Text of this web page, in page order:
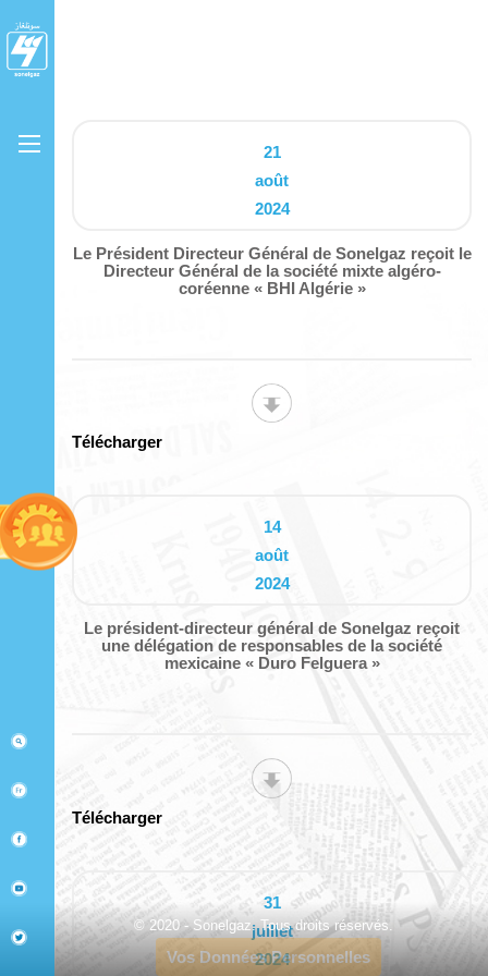
21
août
2024
Le Président Directeur Général de Sonelgaz reçoit le
Directeur Général de la société mixte algéro-
coréenne « BHI Algérie »
Télécharger
14
août
2024
Le président-directeur général de Sonelgaz reçoit
une délégation de responsables de la société
mexicaine « Duro Felguera »
Télécharger
31
juillet
2024
© 2020 - Sonelgaz. Tous droits réservés.
Vos Données Personnelles